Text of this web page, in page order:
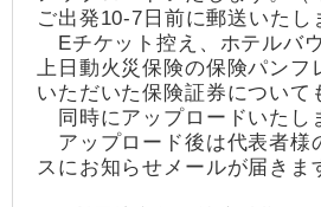
ご出発10-7日前に郵送いたし
Eチケット控え、ホテルバ
上日動火災保険の保険パンフ
いただいた保険証券について
同時にアップロードいたし
アップロード後は代表者様
スにお知らせメールが届きま